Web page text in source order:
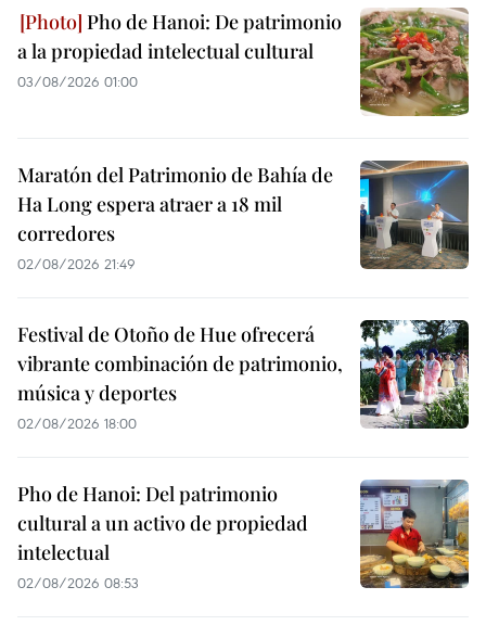
Pho de Hanoi: De patrimonio
a la propiedad intelectual cultural
03/08/2026 01:00
Maratón del Patrimonio de Bahía de
Ha Long espera atraer a 18 mil
corredores
02/08/2026 21:49
Festival de Otoño de Hue ofrecerá
vibrante combinación de patrimonio,
música y deportes
02/08/2026 18:00
Pho de Hanoi: Del patrimonio
cultural a un activo de propiedad
intelectual
02/08/2026 08:53